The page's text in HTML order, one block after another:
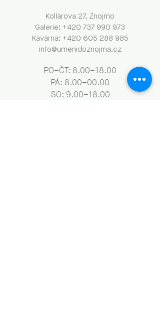
Kollárova 27, Znojmo
Galerie: +420 737 990 973
Kavárna: +420 605 288 985
info@umenidoznojma.cz
PO–ČT: 8.00–18.00
​​​PÁ: 8.00–00.00
SO: 9.00–18.00